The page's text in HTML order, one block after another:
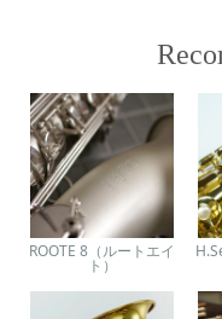
ROOTE 8（ルートエイ
ト）